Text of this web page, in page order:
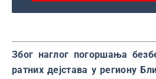
Због наглог погоршања
ратних дејстава у региону